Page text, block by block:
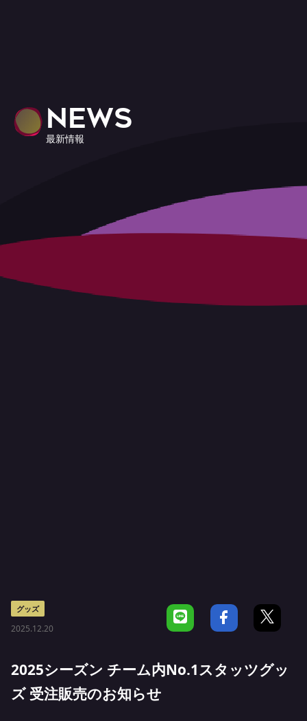
NEWS
最新情報
グッズ
2025.12.20
2025シーズン チーム内No.1スタッツグッ
ズ 受注販売のお知らせ